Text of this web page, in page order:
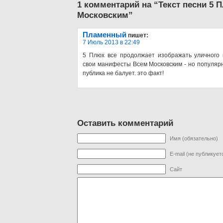
1 комментарий на “Текст песни 5
Московским”
Пламенный пишет:
7 Июль 2013 в 22:49
5 Плюх все продолжает изображать
свои манифесты Всем Московским - но
публика не балует. это факт!
Оставить комментарий
Имя (обязательно)
E-mail (не
Сайт